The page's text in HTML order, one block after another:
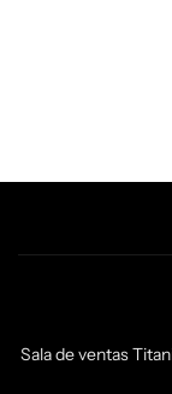
Sala de ventas